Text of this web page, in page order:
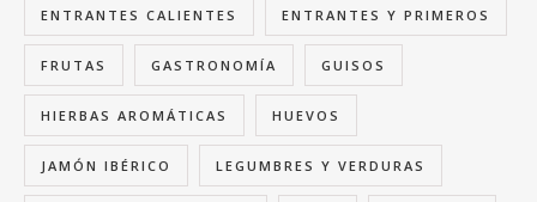
ENTRANTES CALIENTES ENTRANTES Y PRIMEROS
FRUTAS GASTRONOMÍA GUISOS
HIERBAS AROMÁTICAS HUEVOS
JAMÓN IBÉRICO LEGUMBRES Y VERDURAS